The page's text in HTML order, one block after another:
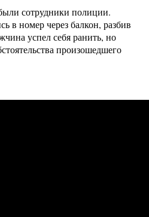
сотрудники полиции.
в номер через балкон, разбив
успел себя ранить, но
произошедшего